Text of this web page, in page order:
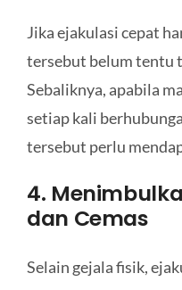
Jika ejakulasi cepat
tersebut belum tentu
Sebaliknya, apabila
setiap kali
tersebut perlu
4.
dan Cemas
Selain gejala fisik,